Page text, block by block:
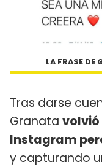
LA FRASE DE
Tras darse
Granata volvió
Instagram
y capturando